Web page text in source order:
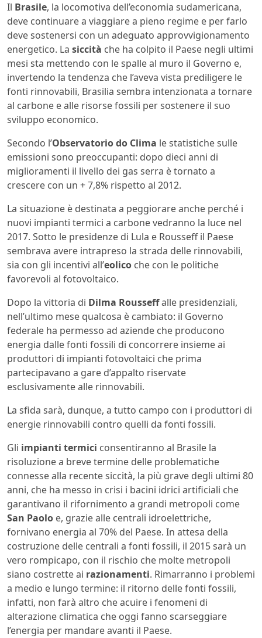
Il Brasile, la locomotiva dell’economia sudamericana,
deve continuare a viaggiare a pieno regime e per farlo
deve sostenersi con un adeguato approvvigionamento
energetico. La siccità che ha colpito il Paese negli ultimi
mesi sta mettendo con le spalle al muro il Governo e,
invertendo la tendenza che l’aveva vista prediligere le
fonti rinnovabili, Brasilia sembra intenzionata a tornare
al carbone e alle risorse fossili per sostenere il suo
sviluppo economico.
Secondo l’Observatorio do Clima le statistiche sulle
emissioni sono preoccupanti: dopo dieci anni di
miglioramenti il livello dei gas serra è tornato a
crescere con un + 7,8% rispetto al 2012.
La situazione è destinata a peggiorare anche perché i
nuovi impianti termici a carbone vedranno la luce nel
2017. Sotto le presidenze di Lula e Rousseff il Paese
sembrava avere intrapreso la strada delle rinnovabili,
sia con gli incentivi all’eolico che con le politiche
favorevoli al fotovoltaico.
Dopo la vittoria di Dilma Rousseffalle presidenziali,
nell’ultimo mese qualcosa è cambiato: il Governo
federale ha permesso ad aziende che producono
energia dalle fonti fossili di concorrere insieme ai
produttori di impianti fotovoltaici che prima
partecipavano a gare d’appalto riservate
esclusivamente alle rinnovabili.
La sfida sarà, dunque, a tutto campo con i produttori di
energie rinnovabili contro quelli da fonti fossili.
Gli impianti termici consentiranno al Brasile la
risoluzione a breve termine delle problematiche
connesse alla recente siccità, la più grave degli ultimi 80
anni, che ha messo in crisi i bacini idrici artificiali che
garantivano il rifornimento a grandi metropoli come
San Paolo e, grazie alle centrali idroelettriche,
fornivano energia al 70% del Paese. In attesa della
costruzione delle centrali a fonti fossili, il 2015 sarà un
vero rompicapo, con il rischio che molte metropoli
siano costrette ai razionamenti. Rimarranno i problemi
a medio e lungo termine: il ritorno delle fonti fossili,
infatti, non farà altro che acuire i fenomeni di
alterazione climatica che oggi fanno scarseggiare
l’energia per mandare avanti il Paese.